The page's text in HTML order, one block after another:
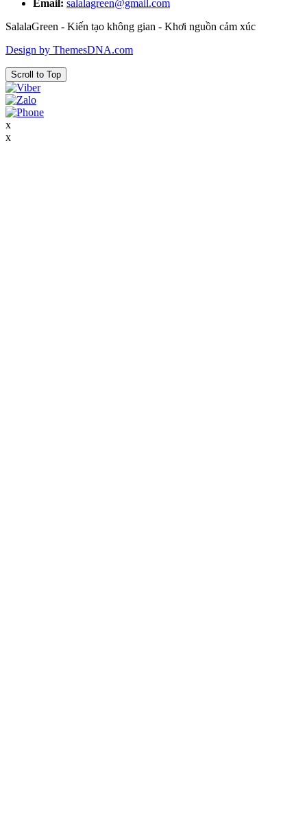
Email: salalagreen@gmail.com
SalalaGreen - Kiến tạo không gian - Khơi nguồn cảm xúc
Design by ThemesDNA.com
Scroll to Top
x
x